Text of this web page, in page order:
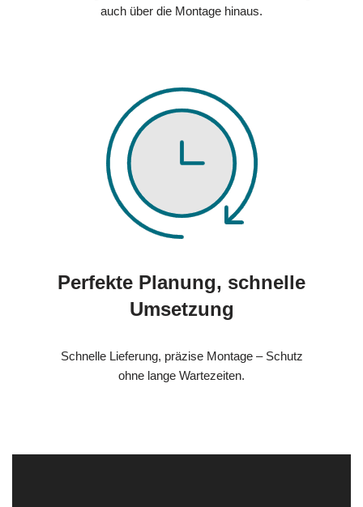
auch über die Montage hinaus.
Perfekte Planung, schnelle
Umsetzung
Schnelle Lieferung, präzise Montage – Schutz
ohne lange Wartezeiten.